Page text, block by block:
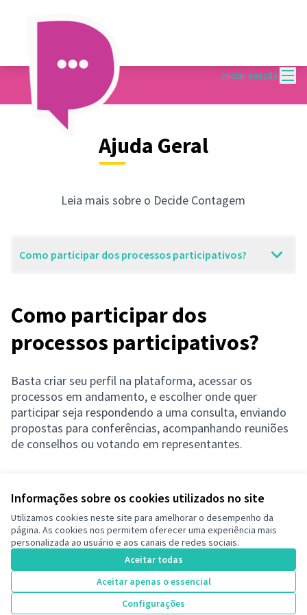
Informações sobre os cookies utilizados no site
Utilizamos cookies neste site para amelhorar o desempenho da
página. As cookies nos permitem oferecer uma experiência mais
personalizada ao usuário e aos canais de redes sociais.
Aceitar todas
Aceitar apenas o essencial
Configurações
Iniciar sessão
Ajuda Geral
Leia mais sobre o Decide Contagem
Como participar dos processos participativos?
Como participar dos
processos participativos?
Basta criar seu perfil na plataforma, acessar os
processos em andamento, e escolher onde quer
participar seja respondendo a uma consulta, enviando
propostas para conferências, acompanhando reuniões
de conselhos ou votando em representantes.
Termos de serviço
Configurações de cookies
Decide Contagem no Instagram
(Link externo)
Site criado comsoftware livre .
Licença
(Link